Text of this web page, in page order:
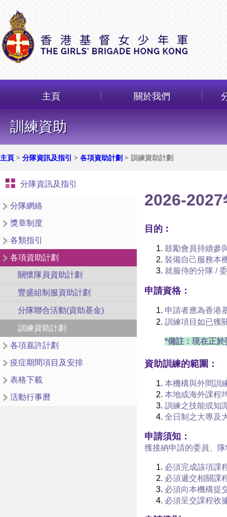
主頁 關於我們
訓練資助
主頁 > 分隊資訊及指引 > 各項資助計劃 > 訓練資助計劃
分隊資訊及指引
分隊網絡
獎章制度
各類指引
各項資助計劃
關懷隊員資助計劃
豐盛組制服資助計劃
分隊聯合活動(資助基金)
訓練資助計劃
各項嘉許計劃
疫症期間項目及安排
表格下載
活動行事曆
2026-
目的︰
鼓勵會員持續參
裝備自己服務本
就服侍的分隊 /
申請資格：
申請者應為香港
訓練項目如已獲
*備註：現在正
資助訓練的範圍：
本機構與外間訓
本地或海外課程
訓練之技能或知
全日制之大專及
申請須知：
獲接納申請的委員、
必須完成該項課
必須遞交相關課
必須向本機構提
必須呈交課程收